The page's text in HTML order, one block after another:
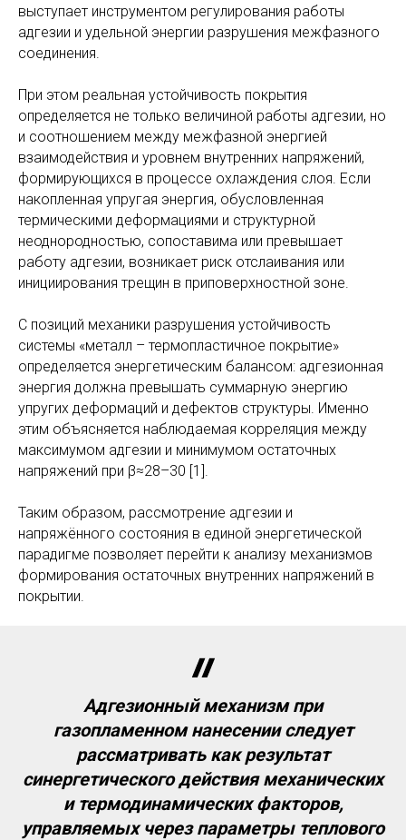
выступает инструментом регулирования работы
адгезии и удельной энергии разрушения межфазного
соединения.
При этом реальная устойчивость покрытия
определяется не только величиной работы адгезии, но
и соотношением между межфазной энергией
взаимодействия и уровнем внутренних напряжений,
формирующихся в процессе охлаждения слоя. Если
накопленная упругая энергия, обусловленная
термическими деформациями и структурной
неоднородностью, сопоставима или превышает
работу адгезии, возникает риск отслаивания или
инициирования трещин в приповерхностной зоне.
С позиций механики разрушения устойчивость
системы «металл – термопластичное покрытие»
определяется энергетическим балансом: адгезионная
энергия должна превышать суммарную энергию
упругих деформаций и дефектов структуры. Именно
этим объясняется наблюдаемая корреляция между
максимумом адгезии и минимумом остаточных
напряжений при β≈28–30 [1].
Таким образом, рассмотрение адгезии и
напряжённого состояния в единой энергетической
парадигме позволяет перейти к анализу механизмов
формирования остаточных внутренних напряжений в
покрытии.
Адгезионный механизм при
газопламенном нанесении следует
рассматривать как результат
синергетического действия механических
и термодинамических факторов,
управляемых через параметры теплового